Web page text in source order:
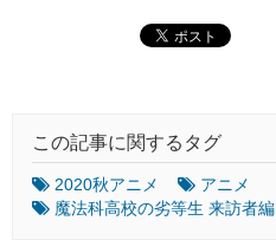
この記事に関するタグ
2020秋アニメ
アニメ
魔法科高校の劣等生 来訪者編